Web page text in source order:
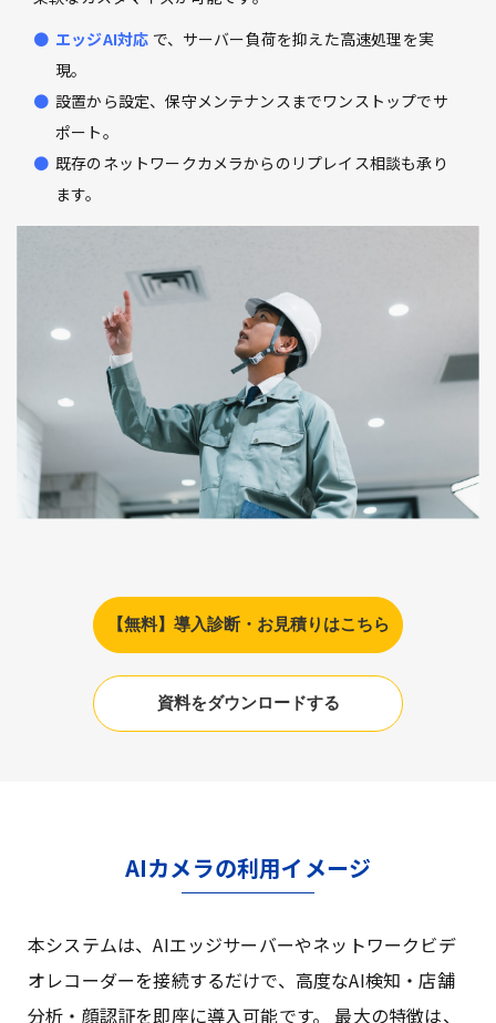
エッジAI対応 で、サーバー負荷を抑えた高速処理を実
現。
設置から設定、保守メンテナンスまでワンストップでサ
ポート。
既存のネットワークカメラからのリプレイス相談も承り
ます。
【無料】導入診断・お見積りはこちら
資料をダウンロードする
AIカメラの利用イメージ
本システムは、AIエッジサーバーやネットワークビデ
オレコーダーを接続するだけで、高度なAI検知・店舗
分析・顔認証を即座に導入可能です。 最大の特徴は、